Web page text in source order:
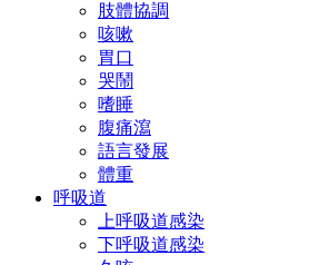
肢體協調
咳嗽
胃口
哭鬧
嗜睡
腹痛瀉
語言發展
體重
呼吸道
上呼吸道感染
下呼吸道感染